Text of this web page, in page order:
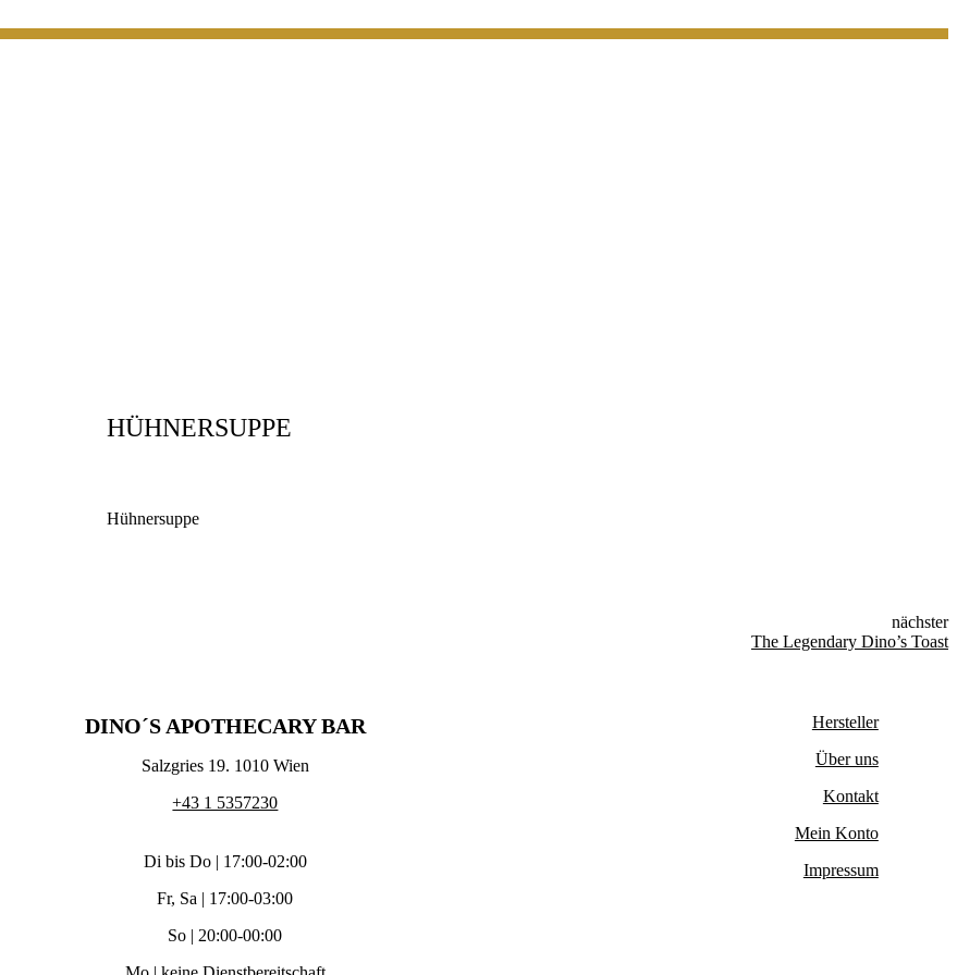
HÜHNERSUPPE
Hühnersuppe
nächster
The Legendary Dino’s Toast
DINO´S APOTHECARY BAR
Salzgries 19. 1010 Wien
+43 1 5357230
Di bis Do | 17:00-02:00
Fr, Sa | 17:00-03:00
So | 20:00-00:00
Hersteller
Über uns
Kontakt
Mein Konto
Impressum